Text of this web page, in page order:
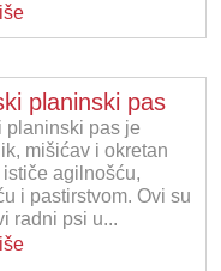
planinski pas
planinski pas je
mišićav i okretan
agilnošću,
i pastirstvom. Ovi su
radni psi u...